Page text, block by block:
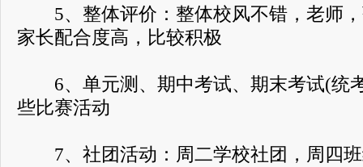
5、整体评价：整体校风不错，老师，
家长配合度高，比较积极
6、单元测、期中考试、期末考试(统
些比赛活动
7、社团活动：周二学校社团，周四班